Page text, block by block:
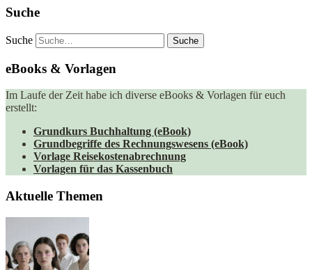
Suche
Suche
eBooks & Vorlagen
Im Laufe der Zeit habe ich diverse eBooks & Vorlagen für euch
erstellt:
Grundkurs Buchhaltung (eBook)
Grundbegriffe des Rechnungswesens (eBook)
Vorlage Reisekostenabrechnung
Vorlagen für das Kassenbuch
Aktuelle Themen